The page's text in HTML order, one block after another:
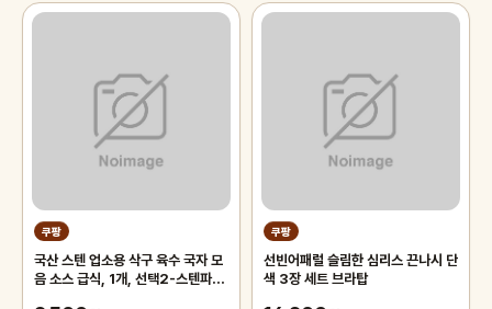
쿠팡
국산 스텐 업소용 삭구 육수 국자 모
음 소스 급식, 1개, 선택2-스텐파란
쿠팡
선빈어패럴 슬림한 심리스 끈나시 단
색 3장 세트 브라탑